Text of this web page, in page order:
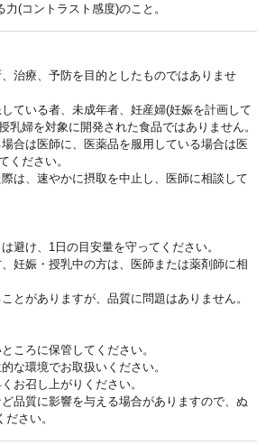
(コントラスト感度)のこと。
治療、予防を目的としたものではありませ
ている者、未成年者、妊産婦(妊娠を計画して
乳婦を対象に開発された食品ではありません。
合は医師に、医薬品を服用している場合は医
ください。
は、速やかに摂取を中止し、医師に相談して
避け、1日の目安量を守ってください。
妊娠・授乳中の方は、医師または薬剤師に相
とがありますが、品質に問題はありません。
ころに保管してください。
な環境でお取扱いください。
お召し上がりください。
品質に影響を与える場合がありますので、ぬ
さい。